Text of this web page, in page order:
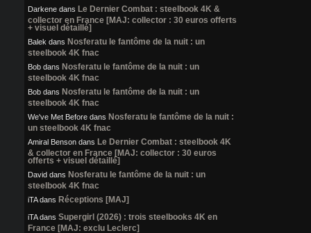
Darkene dans Le Dernier Combat : steelbook 4K &
collector en France [MAJ: collector : 30 euros offerts
+ visuel détaillé]
Balek dans Nosferatu le fantôme de la nuit : un
steelbook 4K fnac
Bob dans Nosferatu le fantôme de la nuit : un
steelbook 4K fnac
Bob dans Nosferatu le fantôme de la nuit : un
steelbook 4K fnac
We've Met Before dans Nosferatu le fantôme de la nuit :
un steelbook 4K fnac
Amiral Benson dans Le Dernier Combat : steelbook 4K
& collector en France [MAJ: collector : 30 euros
offerts + visuel détaillé]
David dans Nosferatu le fantôme de la nuit : un
steelbook 4K fnac
iTAdans Réceptions [MAJ]
iTAdans Supergirl (2026) : trois steelbooks 4K en
France [MAJ: exclu Leclerc]